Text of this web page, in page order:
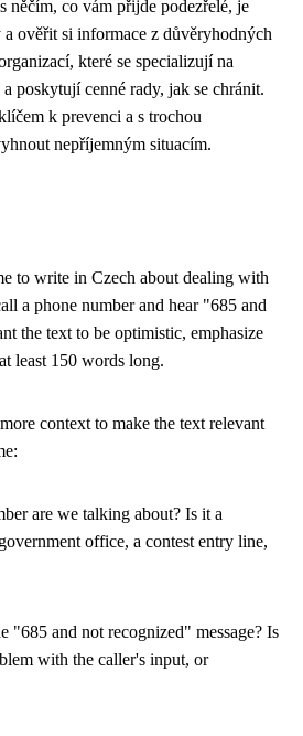
něčím, co vám přijde podezřelé, je
ověřit si informace z důvěryhodných
které se specializují na
poskytují cenné rady, jak se chránit.
k prevenci a s trochou
nepříjemným situacím.
to write in Czech about dealing with
a phone number and hear "685 and
the text to be optimistic, emphasize
least 150 words long.
context to make the text relevant
are we talking about? Is it a
office, a contest entry line,
"685 and not recognized" message? Is
with the caller's input, or